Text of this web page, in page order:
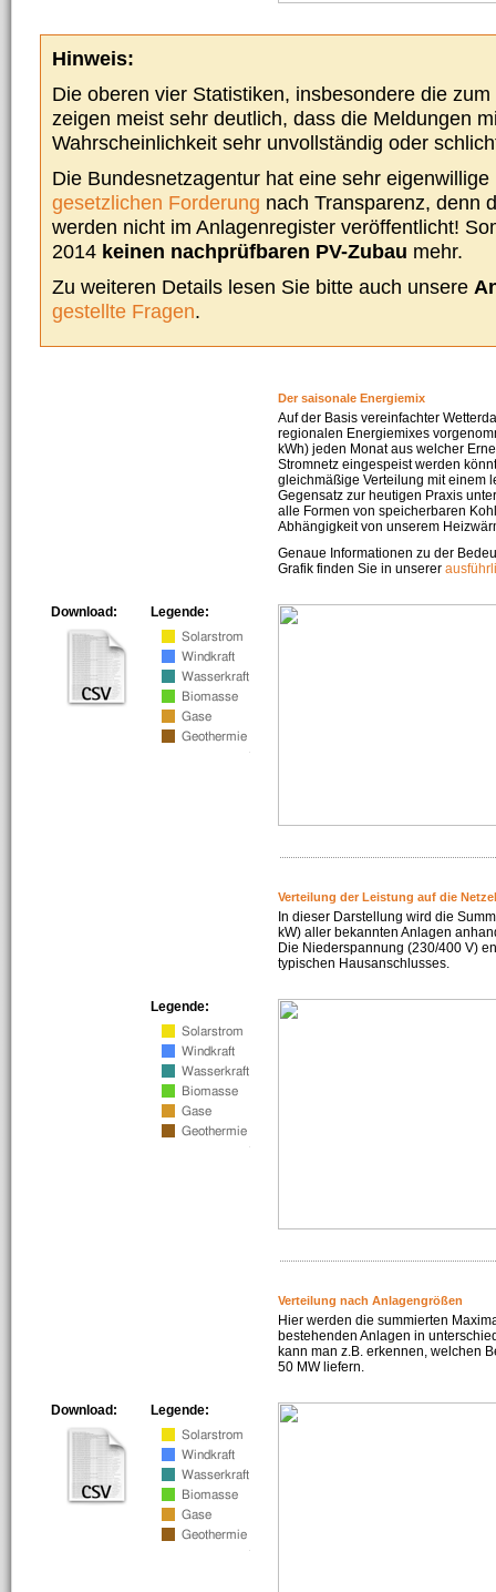
Hinweis:
Die oberen vier Statistiken, insbesondere die
zeigen meist sehr deutlich, dass die Meldungen
Wahrscheinlichkeit sehr unvollständig oder
Die Bundesnetzagentur hat eine sehr
gesetzlichen Forderung nach Transparenz, denn
werden nicht im Anlagenregister veröffentlicht!
2014 keinen nachprüfbaren PV-Zubau mehr.
Zu weiteren Details lesen Sie bitte auch unsere
gestellte Fragen.
Der saisonale Energiemix
Auf der Basis vereinfachter
regionalen Energiemixes
kWh) jeden Monat aus welcher
Stromnetz eingespeist werden
gleichmäßige Verteilung mit einem
Gegensatz zur heutigen Praxis
alle Formen von speicherbaren
Abhängigkeit von unserem
Genaue Informationen zu der
Grafik finden Sie in unserer
Legende:
Download:
Verteilung der Leistung auf die
In dieser Darstellung wird die
kW) aller bekannten Anlagen
Die Niederspannung (230/400 V)
typischen Hausanschlusses.
Legende:
Verteilung nach Anlagengrößen
Hier werden die summierten
bestehenden Anlagen in
kann man z.B. erkennen, welchen
50 MW liefern.
Legende:
Download: